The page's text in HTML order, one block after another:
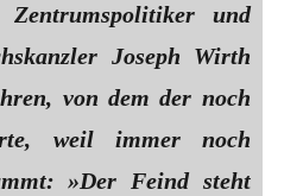
und
Joseph Wirth
von dem der noch
weil immer noch
»Der Feind steht